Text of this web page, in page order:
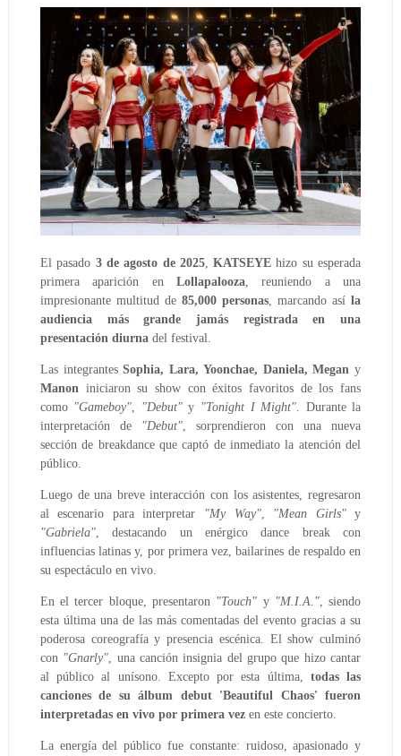
El pasado 3 de agosto de 2025,KATSEYE hizo su esperada
primera aparición en Lollapalooza , reuniendo a una
impresionante multitud de 85,000 personas , marcando asíla
audiencia más grande jamás registrada en una
presentación diurna del festival.
Las integrantesSophia, Lara, Yoonchae, Daniela, Megan y
Manon iniciaron su show con éxitos favoritos de los fans
como "Gameboy" "Debut"y "Tonight I Might" . Durante la
interpretación de "Debut", sorprendieron con una nueva
sección de breakdance que captó de inmediato la atención del
público.
Luego de una breve interacción con los asistentes, regresaron
al escenario para interpretar "My Way", "Mean Girls"y
"Gabriela", destacando un enérgico dance break con
influencias latinas y, por primera vez, bailarines de respaldo en
su espectáculo en vivo.
En el tercer bloque, presentaron "Touch" y "M.I.A.", siendo
esta última una de las más comentadas del evento gracias a su
poderosa coreografía y presencia escénica. El show culminó
con "Gnarly" , una canción insignia del grupo que hizo cantar
al público al unísono. Excepto por esta última, todas las
canciones de su álbum debut 'Beautiful Chaos' fueron
interpretadas en vivo por primera vezen este concierto.
La energía del público fue constante: ruidoso, apasionado y